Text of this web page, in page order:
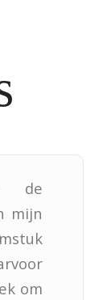
de
mijn
om